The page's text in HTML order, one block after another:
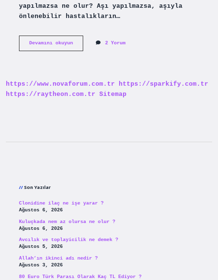
yapılmazsa ne olur? Aşı yapılmazsa, aşıyla
önlenebilir hastalıkların…
Devamını okuyunKızamık
2 Yorum
https://www.novaforum.com.tr
https://sparkify.com.tr
https://raytheon.com.tr Sitemap
Son Yazılar
Clonidine ilaç ne işe yarar ?
Ağustos 6, 2026
Kuluçkada nem az olursa ne olur ?
Ağustos 6, 2026
Avcılık ve toplayicilik ne demek ?
Ağustos 5, 2026
Allah’ın ikinci adı nedir ?
Ağustos 3, 2026
80 Euro Türk Parası Olarak Kaç TL Ediyor ?